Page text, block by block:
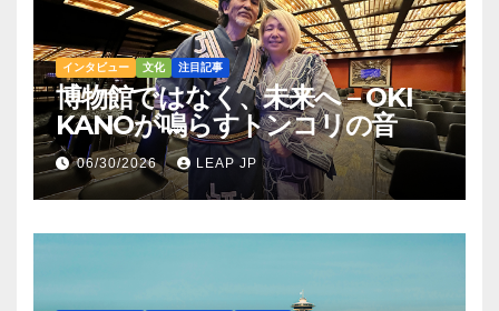
ジ
送
り
インタビュー 文化 注目記事
博物館ではなく、未来へ – OKI
KANOが鳴らすトンコリの音
06/30/2026 LEAP JP